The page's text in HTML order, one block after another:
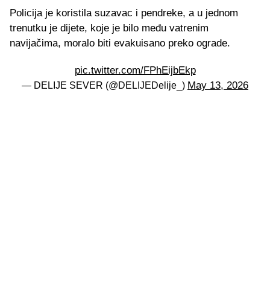
Policija je koristila suzavac i pendreke, a u jednom
trenutku je dijete, koje je bilo među vatrenim
navijačima, moralo biti evakuisano preko ograde.
pic.twitter.com/FPhEijbEkp
— DELIJE SEVER (@DELIJEDelije_) May 13, 2026